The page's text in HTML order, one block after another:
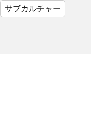
サブカルチャー